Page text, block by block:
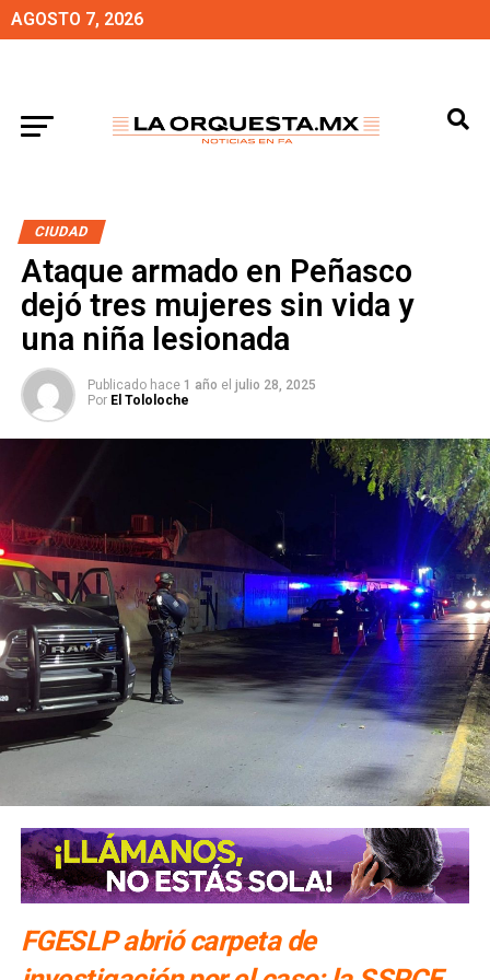
AGOSTO 7, 2026
CIUDAD
Ataque armado en Peñasco
dejó tres mujeres sin vida y
una niña lesionada
Publicado hace 1 año el julio 28, 2025
Por El Tololoche
FGESLP abrió carpeta de